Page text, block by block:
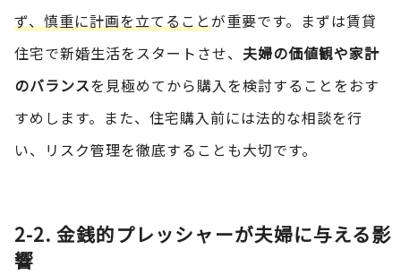
ず、慎重に計画を立てることが重要です。まずは賃貸
住宅で新婚生活をスタートさせ、 夫婦の価値観や家計
のバランスを見極めてから購入を検討することをおす
すめします。また、住宅購入前には法的な相談を行
い、リスク管理を徹底することも大切です。
2-2. 金銭的プレッシャーが夫婦に与える影
響